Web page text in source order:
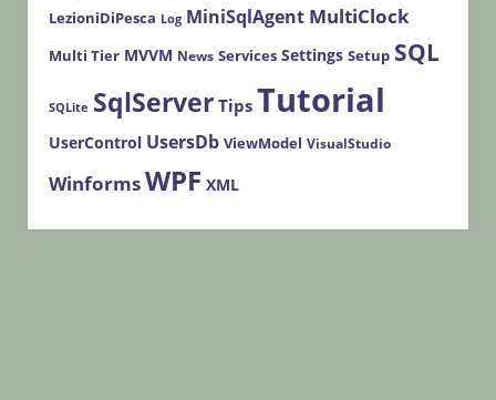
LezioniDiPesca Log MiniSqlAgent MultiClock
Multi Tier MVVM News Services Settings Setup SQL
SQLite SqlServer Tips Tutorial
UserControl UsersDb ViewModel VisualStudio
WinformsWPF XML